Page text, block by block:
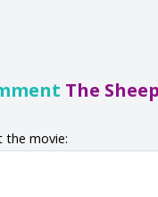
The
the movie: